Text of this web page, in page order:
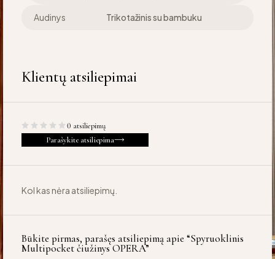
Audinys Trikotažinis su bambuku
Klientų atsiliepimai
0 atsiliepimų
Parašykite atsiliepima
Kol kas nėra atsiliepimų.
Būkite pirmas, parašęs atsiliepimą apie “Spyruoklinis
Multipocket čiužinys OPERA”